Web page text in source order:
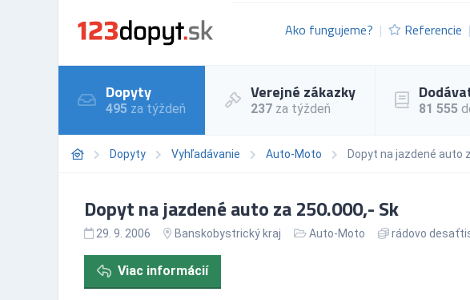
Ako fungujeme? Referencie
Dopyty
495 za týždeň
Verejné zákazky
237 za týždeň 81 555
Dopyty Vyhľadávanie Auto-Moto Dopyt na jazdené auto
Dopyt na jazdené auto za 250.000,- Sk
29. 9. 2006 Banskobystrický kraj Auto-Moto rádovo
Viac informácií